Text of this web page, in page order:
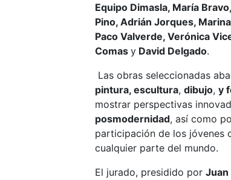
Equipo Dimasla, María
Pino, Adrián Jorques,
Paco Valverde, Verónica
Comas y David Delgado.
Las obras seleccionadas
pintura, escultura, dibujo, y
mostrar perspectivas
posmodernidad, así como
participación de los jóvenes
cualquier parte del mundo.
El jurado, presidido por Juan